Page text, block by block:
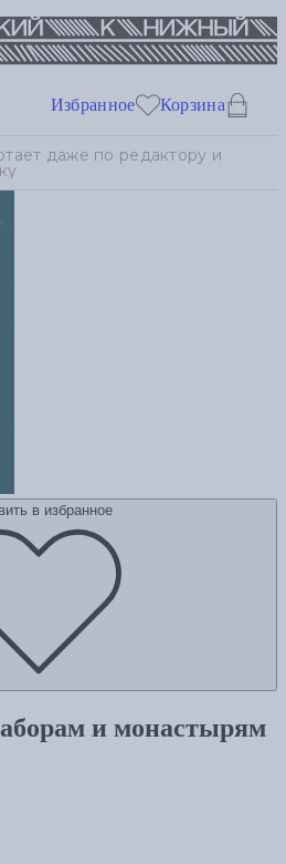
Избранное Корзина
в избранное
и монастырям